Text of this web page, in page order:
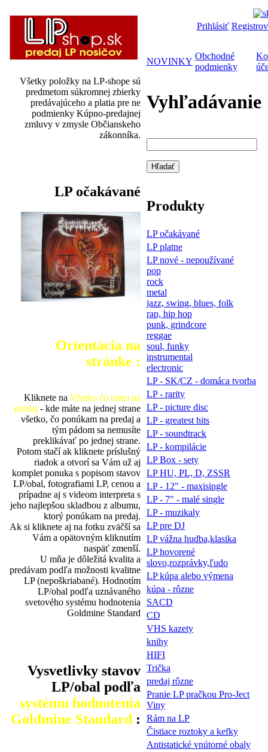
Všetky položky na LP-shope sú
predmetom súkromnej zbierky
predávajúceho a platia pre ne
podmienky Kúpno-predajnej
zmluvy v zmysle Občianskeho
zákonníka.
LP očakávané
Orientácia na
stránke :
Kliknete na Všetko čo mám na
predaj - kde máte na jednej strane
všetko, čo ponúkam na predaj a
tým pádom sa nemusíte
preklikávať po jednej strane.
Potom stačí ak kliknete príslušný
riadok a otvorí sa Vám už aj
komplet ponuka s popisom stavov
LP/obal, fotografiami LP, cenou a
prípadne aj s videom interpreta s
jeho najlepšou skladbou z albumu,
ktorý ponúkam na predaj.
Ak si kliknete aj na fotku zväčší sa
Vám a opätovným kliknutím
naspäť zmenší.
U mňa je dôležitá kvalita a
predávam podľa možnosti kvalitne
LP (nepoškriabané). Hodnotím
LP/obal podľa uznávaného
svetového systému hodnotenia
Goldmine Standard
Vysvetlivky stavov
LP/obal podľa
systému hodnotenia
Goldmine Standard :
Prihlásiť
NOVINKY
Obchodné
podmienky
Vyhľadávanie
Produkty
LP očakávané
LP platne
LP nové - nepoužívané
pop
rock
metal
jazz, swing, blues, folk
rap, hip hop
punk, grindcore
reggae
soul, funky
instrumental
electronic
LP - SK/CZ - domáca tvorba
LP - rarity
LP - picture disc
LP - greatest hits
LP - soundtrack
LP - kompilácie
LP Box - sety
LP HU, PL, D, ZSSR
LP - 12" - maxisingle
LP - 7" - malé single
LP - muzikaly
LP pre DJ
LP vážna hudba,klasika
LP hovorené
slovo,rozprávky,ľudo
LP kúpa alebo výmena
kúpa - rôzne
SACD
CD
VHS kazety
knihy
HIFI
Trička
predaj rôzne
Pranie LP pračkou Pro-Ject
Viny
Rám na LP
Čistiace roztoky a kefky
Antistatické vnútorné obaly